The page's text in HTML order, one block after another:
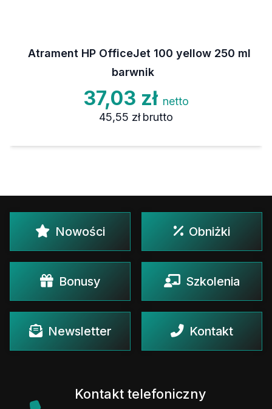
Atrament HP OfficeJet 100 yellow 250 ml
barwnik
37,03 zł netto
45,55 zł brutto
Nowości Obniżki
Bonusy Szkolenia
Newsletter Kontakt
Kontakt telefoniczny